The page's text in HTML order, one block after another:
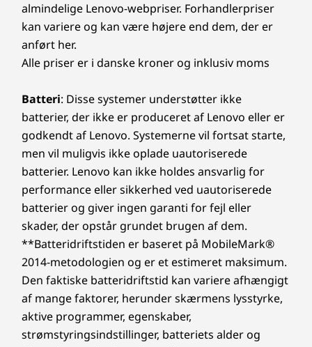
Porte og stik
USB-C 3.2 Gen 1
2 x USB-A 3.2 generation 1
HDMI 2.0
Hovedtelefon-/mikrofonkombinationsstik
Nanohul
RJ45
Strømstik
USB-portenes overførselshastighed er omtrentlig og afhænger af mange faktorer, for
eksempel behandlingskapaciteten for værtsmaskine eller eksterne enheder,
filattributter, systemkonfiguration og driftsmiljøer. De faktiske hastigheder kan variere
og kan være mindre end forventet.
Forudinstalleret software
Lenovo Utility
Lenovo Vantage
McAfee LiveSafe™ (prøveversion)
Microsoft 365 (prøveversion)
almindelige Lenovo-webpriser. Forhandlerpriser
kan variere og kan være højere end dem, der er
anført her.
Alle priser er i danske kroner og inklusiv moms
Batteri: Disse systemer understøtter ikke
batterier, der ikke er produceret af Lenovo eller er
godkendt af Lenovo. Systemerne vil fortsat starte,
men vil muligvis ikke oplade uautoriserede
batterier. Lenovo kan ikke holdes ansvarlig for
performance eller sikkerhed ved uautoriserede
batterier og giver ingen garanti for fejl eller
skader, der opstår grundet brugen af dem.
**Batteridriftstiden er baseret på MobileMark®
2014-metodologien og er et estimeret maksimum.
Den faktiske batteridriftstid kan variere afhængigt
af mange faktorer, herunder skærmens lysstyrke,
aktive programmer, egenskaber,
strømstyringsindstillinger, batteriets alder og